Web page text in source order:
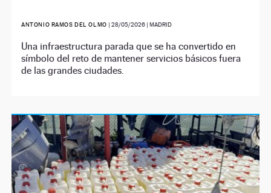
ANTONIO RAMOS DEL OLMO | 28/05/2026| MADRID
Una infraestructura parada que se ha convertido en
símbolo del reto de mantener servicios básicos fuera
de las grandes ciudades.